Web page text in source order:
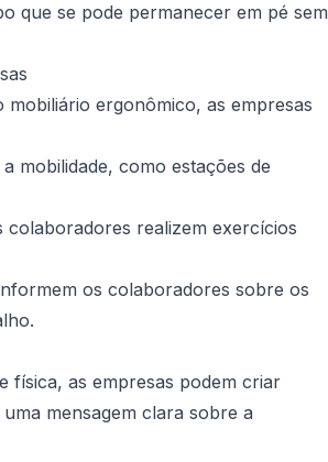
que se pode permanecer em pé sem
ergonômico, as empresas
mobilidade, como estações de
colaboradores realizem exercícios
os colaboradores sobre os
física, as empresas podem criar
mensagem clara sobre a